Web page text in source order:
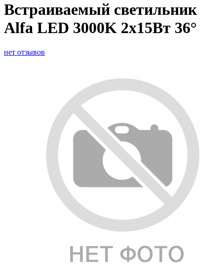
Встраиваемый светильник
Alfa LED 3000K 2x15Вт 36°
нет отзывов